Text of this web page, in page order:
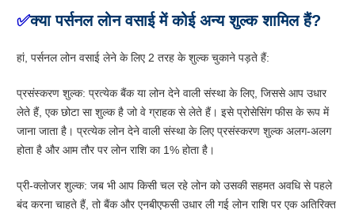
✅क्या पर्सनल लोन वसाई में कोई अन्य शुल्क शामिल हैं?
हां, पर्सनल लोन वसाई लेने के लिए 2 तरह के शुल्क चुकाने पड़ते हैं:
प्रसंस्करण शुल्क: प्रत्येक बैंक या लोन देने वाली संस्था के लिए, जिससे आप उधार
लेते हैं, एक छोटा सा शुल्क है जो वे ग्राहक से लेते हैं। इसे प्रोसेसिंग फीस के रूप में
जाना जाता है। प्रत्येक लोन देने वाली संस्था के लिए प्रसंस्करण शुल्क अलग-अलग
होता है और आम तौर पर लोन राशि का 1% होता है।
प्री-क्लोजर शुल्क: जब भी आप किसी चल रहे लोन को उसकी सहमत अवधि से पहले
बंद करना चाहते हैं, तो बैंक और एनबीएफसी उधार ली गई लोन राशि पर एक अतिरिक्त